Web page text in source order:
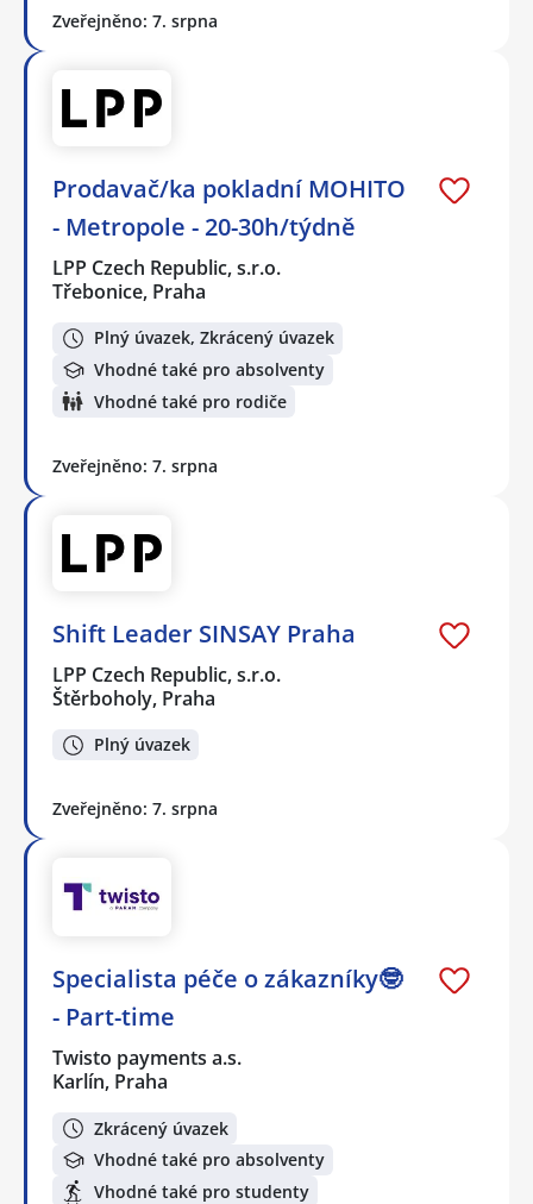
Zveřejněno: 7. srpna
Prodavač/ka pokladní MOHITO
- Metropole - 20-30h/týdně
LPP Czech Republic, s.r.o.
Třebonice, Praha
Plný úvazek, Zkrácený úvazek
Vhodné také pro absolventy
Vhodné také pro rodiče
Zveřejněno: 7. srpna
Shift Leader SINSAY Praha
LPP Czech Republic, s.r.o.
Štěrboholy, Praha
Plný úvazek
Zveřejněno: 7. srpna
Specialista péče o zákazníky🤓
- Part-time
Twisto payments a.s.
Karlín, Praha
Zkrácený úvazek
Vhodné také pro absolventy
Vhodné také pro studenty